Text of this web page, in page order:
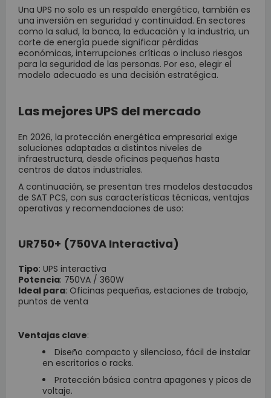
Una UPS no solo es un respaldo energético, también es
una inversión en seguridad y continuidad. En sectores
como la salud, la banca, la educación y la industria, un
corte de energía puede significar pérdidas
económicas, interrupciones críticas o incluso riesgos
para la seguridad de las personas. Por eso, elegir el
modelo adecuado es una decisión estratégica.
Las mejores UPS del mercado
En 2026, la protección energética empresarial exige
soluciones adaptadas a distintos niveles de
infraestructura, desde oficinas pequeñas hasta
centros de datos industriales.
A continuación, se presentan tres modelos destacados
de SAT PCS, con sus características técnicas, ventajas
operativas y recomendaciones de uso:
UR750+ (750VA Interactiva)
Tipo: UPS interactiva
Potencia: 750VA / 360W
Ideal para: Oficinas pequeñas, estaciones de trabajo,
puntos de venta
Ventajas clave:
Diseño compacto y silencioso, fácil de instalar
en escritorios o racks.
Protección básica contra apagones y picos de
voltaje.